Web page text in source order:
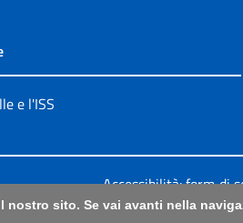
e l'ISS
Accessibilità: form di
Legali|Sitemap
sito. Se vai avanti nella